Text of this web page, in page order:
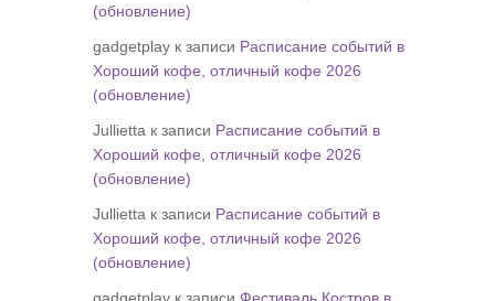
(обновление)
gadgetplay к записи Расписание событий в
Хороший кофе, отличный кофе 2026
(обновление)
Jullietta к записи Расписание событий в
Хороший кофе, отличный кофе 2026
(обновление)
Jullietta к записи Расписание событий в
Хороший кофе, отличный кофе 2026
(обновление)